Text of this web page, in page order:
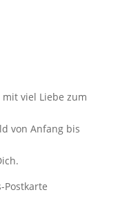
viel Liebe zum
von Anfang bis
Postkarte